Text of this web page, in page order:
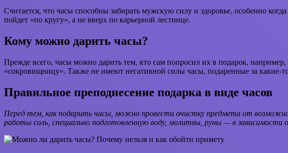
Считается, что часы способны забирать мужскую силу и здоровье, особенно
пойдет «по кругу», а не вверх по карьерной лестнице.
Кому можно дарить часы?
Прежде всего, часы можно дарить тем, кто сам попросил их в подарок,
«сокровищницу». Также не имеют негативной силы часы, подаренные за какие-
Правильное преподнесение подарка в виде часов
Перед тем, как подарить часы, можно провести очистку предмета от
работы соль, специально подготовленную воду, молитвы, руны — в